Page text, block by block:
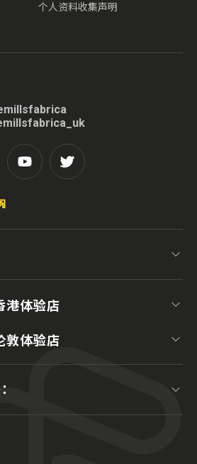
个人资料收集声明
港体验店
敦体验店